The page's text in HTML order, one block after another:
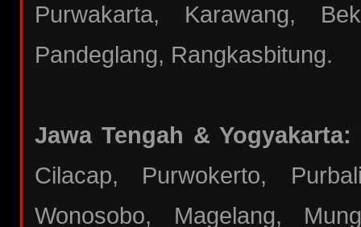
Purwakarta, Karawang,
Pandeglang, Rangkasbitung.
Jawa Tengah & Yogyakarta:
Cilacap, Purwokerto,
Wonosobo, Magelang,